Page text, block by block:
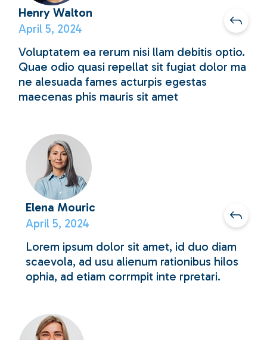
Henry Walton
April 5, 2024
Voluptatem ea rerum nisi llam debitis optio.
Quae odio quasi repellat sit fugiat dolor ma
ne alesuada fames acturpis egestas
maecenas phis mauris sit amet
Elena Mouric
April 5, 2024
Lorem ipsum dolor sit amet, id duo diam
scaevola, ad usu alienum rationibus hilos
ophia, ad etiam corrmpit inte rpretari.